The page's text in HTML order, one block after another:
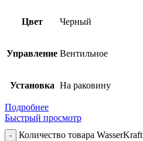
Цвет Черный
Управление Вентильное
Установка На раковину
Подробнее
Быстрый просмотр
Количество товара